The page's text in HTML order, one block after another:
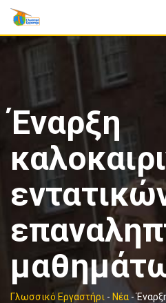
Skip
content
Έναρξη
Γλωσσικό Εργαστήρι - Νέα -